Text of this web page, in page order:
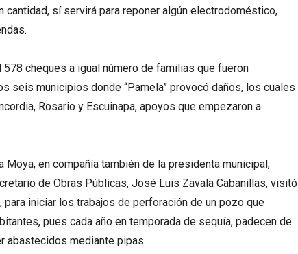
cantidad, sí servirá para reponer algún electrodoméstico,
cheques a igual número de familias que fueron
seis municipios donde “Pamela” provocó daños, los cuales
Rosario y Escuinapa, apoyos que empezaron a
Moya, en compañía también de la presidenta municipal,
de Obras Públicas, José Luis Zavala Cabanillas, visitó
para iniciar los trabajos de perforación de un pozo que
pues cada año en temporada de sequía, padecen de
abastecidos mediante pipas.